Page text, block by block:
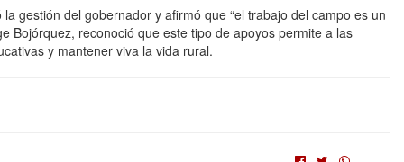
gestión del gobernador y afirmó que “el trabajo del campo es un
Bojórquez, reconoció que este tipo de apoyos permite a las
y mantener viva la vida rural.